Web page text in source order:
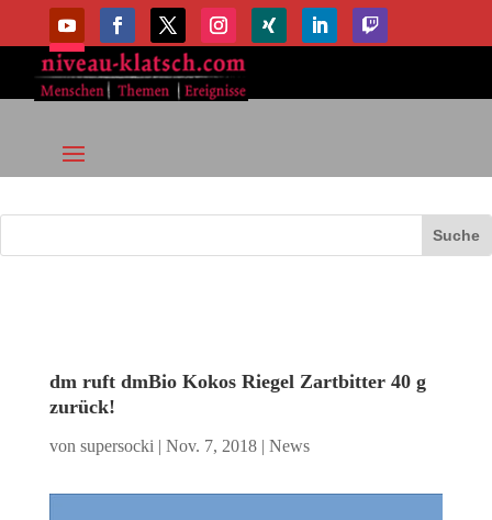
dm ruft dmBio Kokos Riegel Zartbitter 40 g
zurück!
von supersocki | Nov. 7, 2018| News